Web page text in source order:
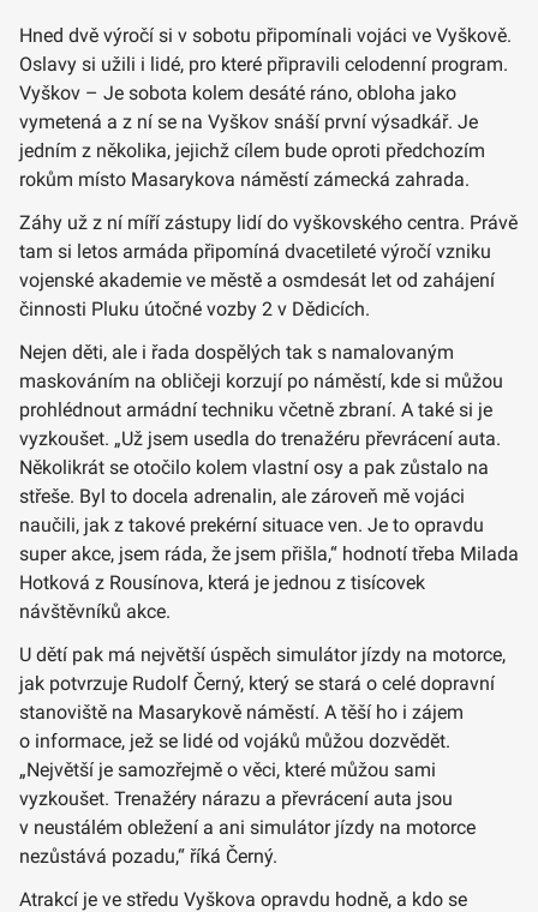
Hned dvě výročí si v sobotu připomínali vojáci ve Vyškově.
Oslavy si užili i lidé, pro které připravili celodenní program.
Vyškov – Je sobota kolem desáté ráno, obloha jako
vymetená a z ní se na Vyškov snáší první výsadkář. Je
jedním z několika, jejichž cílem bude oproti předchozím
rokům místo Masarykova náměstí zámecká zahrada.
Záhy už z ní míří zástupy lidí do vyškovského centra. Právě
tam si letos armáda připomíná dvacetileté výročí vzniku
vojenské akademie ve městě a osmdesát let od zahájení
činnosti Pluku útočné vozby 2 v Dědicích.
Nejen děti, ale i řada dospělých tak s namalovaným
maskováním na obličeji korzují po náměstí, kde si můžou
prohlédnout armádní techniku včetně zbraní. A také si je
vyzkoušet. „Už jsem usedla do trenažéru převrácení auta.
Několikrát se otočilo kolem vlastní osy a pak zůstalo na
střeše. Byl to docela adrenalin, ale zároveň mě vojáci
naučili, jak z takové prekérní situace ven. Je to opravdu
super akce, jsem ráda, že jsem přišla,“ hodnotí třeba Milada
Hotková z Rousínova, která je jednou z tisícovek
návštěvníků akce.
U dětí pak má největší úspěch simulátor jízdy na motorce,
jak potvrzuje Rudolf Černý, který se stará o celé dopravní
stanoviště na Masarykově náměstí. A těší ho i zájem
o informace, jež se lidé od vojáků můžou dozvědět.
„Největší je samozřejmě o věci, které můžou sami
vyzkoušet. Trenažéry nárazu a převrácení auta jsou
v neustálém obležení a ani simulátor jízdy na motorce
nezůstává pozadu,“ říká Černý.
Atrakcí je ve středu Vyškova opravdu hodně, a kdo se